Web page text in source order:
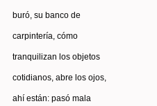
buró, su banco de
carpintería, cómo
tranquilizan los objetos
cotidianos, abre los ojos,
ahí están: pasó mala